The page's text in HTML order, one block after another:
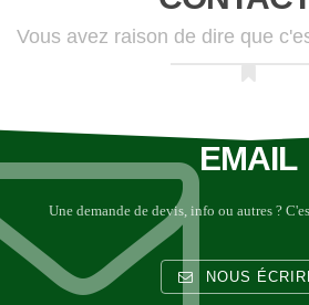
Vous avez raison de dire que
EMAIL
Une demande de devis, info ou autres ?
NOUS